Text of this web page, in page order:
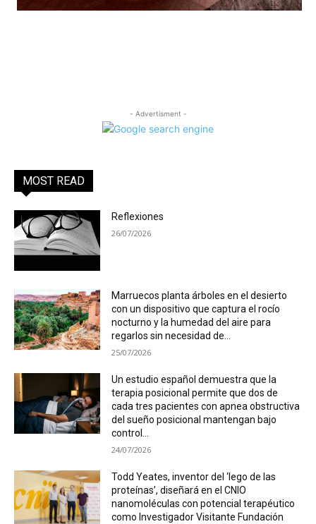
- Advertisment -
MOST READ
Reflexiones
26/07/2026
Marruecos planta árboles en el desierto
con un dispositivo que captura el rocío
nocturno y la humedad del aire para
regarlos sin necesidad de...
25/07/2026
Un estudio español demuestra que la
terapia posicional permite que dos de
cada tres pacientes con apnea obstructiva
del sueño posicional mantengan bajo
control...
24/07/2026
Todd Yeates, inventor del ‘lego de las
proteínas’, diseñará en el CNIO
nanomoléculas con potencial terapéutico
como Investigador Visitante Fundación